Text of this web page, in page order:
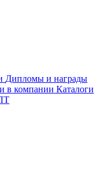
Дипломы и награды
в компании Каталоги